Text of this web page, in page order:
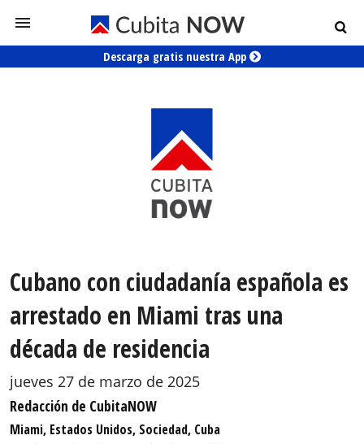
Descarga gratis nuestra App
Cubano con ciudadanía española es
arrestado en Miami tras una
década de residencia
jueves 27 de marzo de 2025
Redacción de CubitaNOW
Miami, Estados Unidos, Sociedad, Cuba